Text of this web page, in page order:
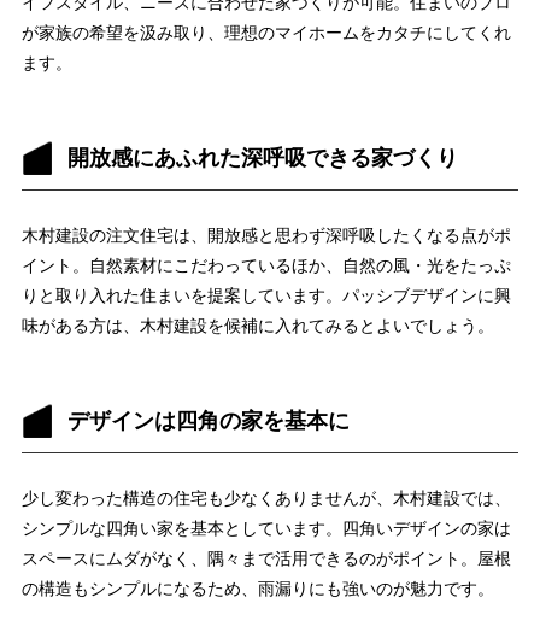
が家族の希望を汲み取り、理想のマイホームをカタチにしてくれ
ます。
開放感にあふれた深呼吸できる家づくり
木村建設の注文住宅は、開放感と思わず深呼吸したくなる点がポ
イント。自然素材にこだわっているほか、自然の風・光をたっぷ
りと取り入れた住まいを提案しています。パッシブデザインに興
味がある方は、木村建設を候補に入れてみるとよいでしょう。
デザインは四角の家を基本に
少し変わった構造の住宅も少なくありませんが、木村建設では、
シンプルな四角い家を基本としています。四角いデザインの家は
スペースにムダがなく、隅々まで活用できるのがポイント。屋根
の構造もシンプルになるため、雨漏りにも強いのが魅力です。